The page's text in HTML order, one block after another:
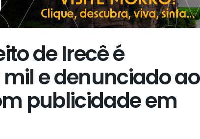
de Irecê é
e denunciado ao
publicidade em